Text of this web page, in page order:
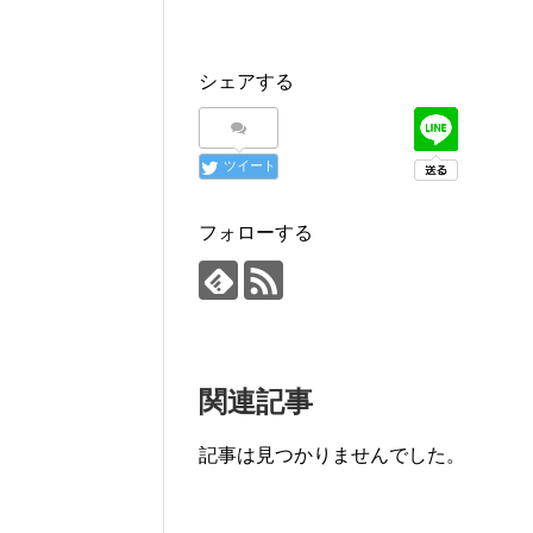
シェアする
ツイート
フォローする
関連記事
記事は見つかりませんでした。